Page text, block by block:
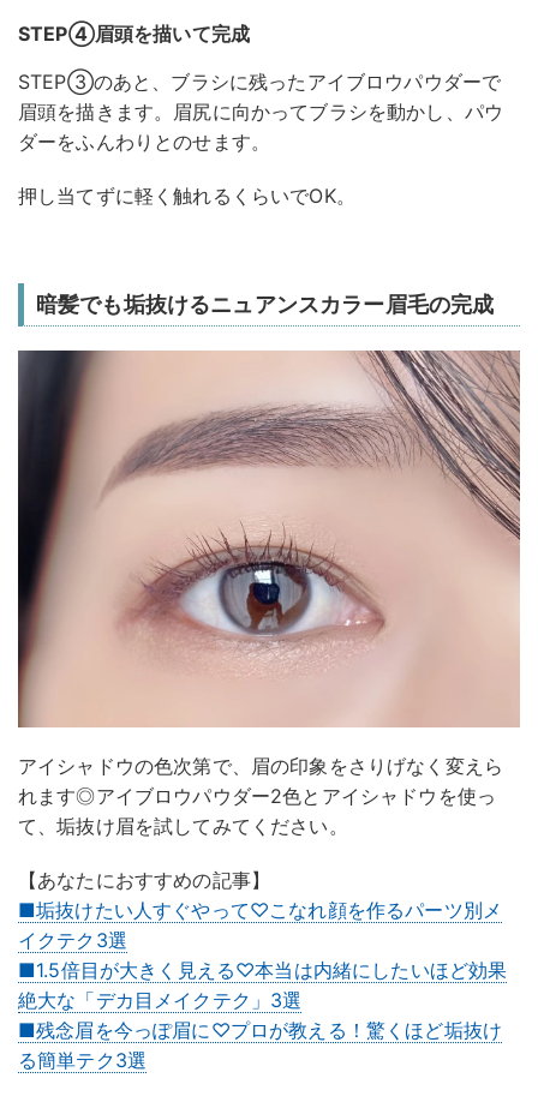
STEP④眉頭を描いて完成
STEP③のあと、ブラシに残ったアイブロウパウダーで
眉頭を描きます。眉尻に向かってブラシを動かし、パウ
ダーをふんわりとのせます。
押し当てずに軽く触れるくらいでOK。
暗髪でも垢抜けるニュアンスカラー眉毛の完成
アイシャドウの色次第で、眉の印象をさりげなく変えら
れます◎アイブロウパウダー2色とアイシャドウを使っ
て、垢抜け眉を試してみてください。
【あなたにおすすめの記事】
■垢抜けたい人すぐやって♡こなれ顔を作るパーツ別メ
イクテク3選
■1.5倍目が大きく見える♡本当は内緒にしたいほど効果
絶大な「デカ目メイクテク」3選
■残念眉を今っぽ眉に♡プロが教える！驚くほど垢抜け
る簡単テク3選